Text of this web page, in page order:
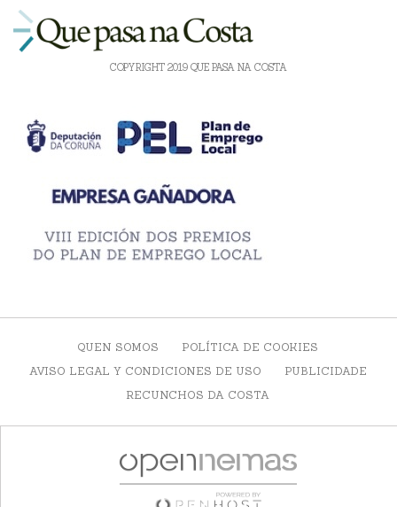
COPYRIGHT 2019 QUE PASA NA COSTA
QUEN SOMOS
POLÍTICA DE COOKIES
AVISO LEGAL Y CONDICIONES DE USO
PUBLICIDADE
RECUNCHOS DA COSTA